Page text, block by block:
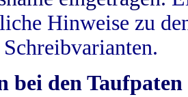
Hinweise zu
bei den Taufpaten